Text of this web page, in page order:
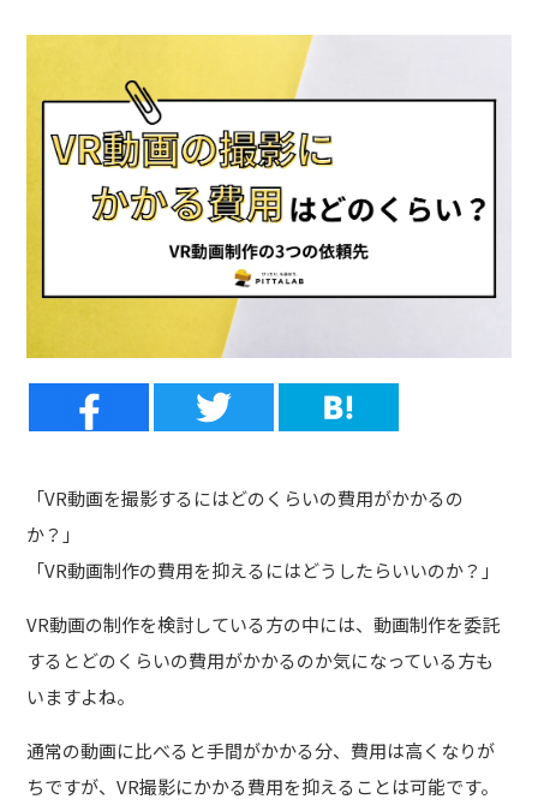
「VR動画を撮影するにはどのくらいの費用がかかるの
か？」
「VR動画制作の費用を抑えるにはどうしたらいいのか？」
VR動画の制作を検討している方の中には、動画制作を委託
するとどのくらいの費用がかかるのか気になっている方も
いますよね。
通常の動画に比べると手間がかかる分、費用は高くなりが
ちですが、VR撮影にかかる費用を抑えることは可能です。